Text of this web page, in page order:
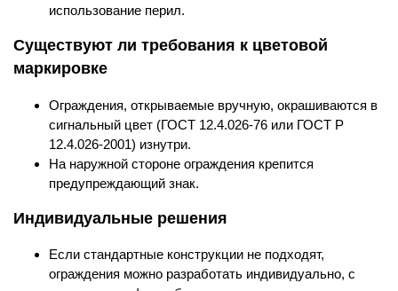
использование перил.
Существуют ли требования к цветовой
маркировке
Ограждения, открываемые вручную, окрашиваются в
сигнальный цвет (ГОСТ 12.4.026-76 или ГОСТ Р
12.4.026-2001) изнутри.
На наружной стороне ограждения крепится
предупреждающий знак.
Индивидуальные решения
Если стандартные конструкции не подходят,
ограждения можно разработать индивидуально, с